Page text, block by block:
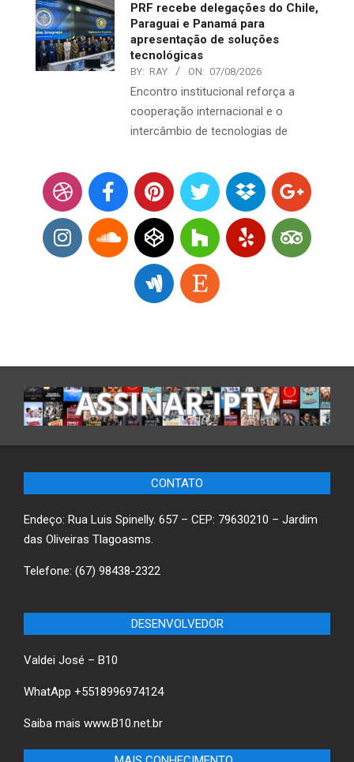
PRF recebe delegações do Chile,
Paraguai e Panamá para
apresentação de soluções
tecnológicas
BY: RAY ON: 07/08/2026
Encontro institucional reforça a
cooperação internacional e o
intercâmbio de tecnologias de
CONTATO
Endeço: Rua Luis Spinelly. 657 – CEP: 79630210 – Jardim
das Oliveiras Tlagoasms.
Telefone: (67) 98438-2322
DESENVOLVEDOR
Valdei José – B10
WhatApp +5518996974124
Saiba mais www.B10.net.br